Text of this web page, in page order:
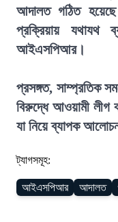
আদালত গঠিত
প্রক্রিয়ায় যথাযথ
আইএসপিআর।
প্রসঙ্গত, সাম্প্রতিক
বিরুদ্ধে আওয়ামী লীগ
যা নিয়ে ব্যাপক
ট্যাগসমূহ:
আইএসপিআর আদালত